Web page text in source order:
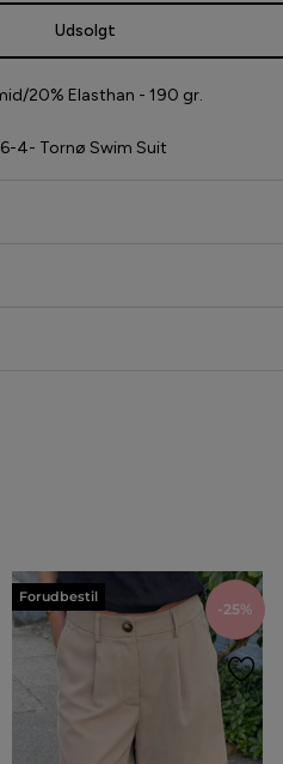
Udsolgt
20% Elasthan - 190 gr.
4- Tornø Swim Suit
-25%
Forudbestil